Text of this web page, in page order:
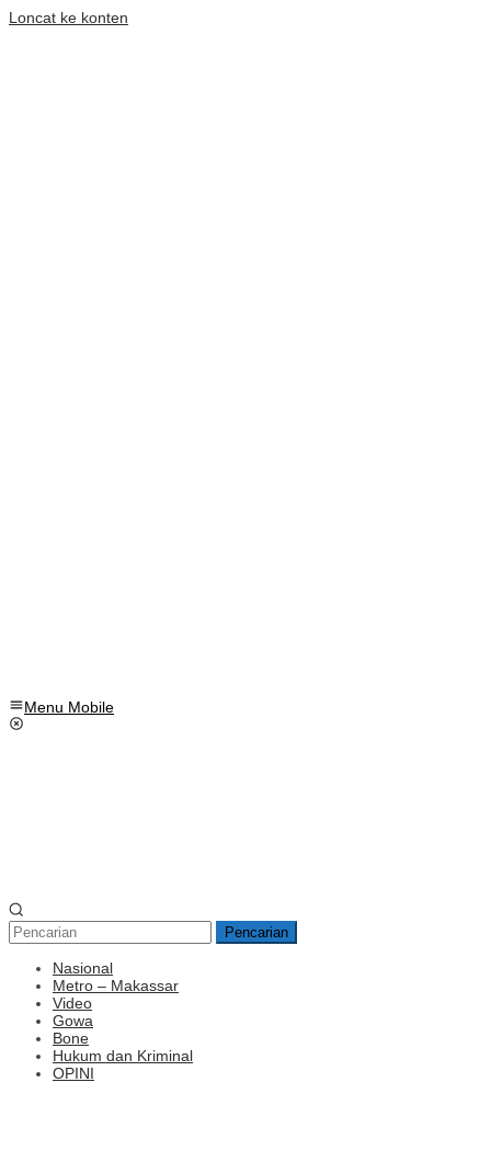
Loncat ke konten
Menu Mobile
Pencarian
Nasional
Metro – Makassar
Video
Gowa
Bone
Hukum dan Kriminal
OPINI